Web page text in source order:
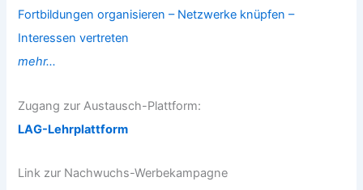
Fortbildungen organisieren – Netzwerke knüpfen –
Interessen vertreten
mehr...
Zugang zur Austausch-Plattform:
LAG-Lehrplattform
Link zur Nachwuchs-Werbekampagne